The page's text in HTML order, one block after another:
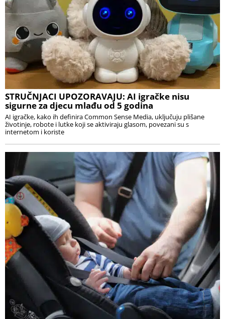
STRUČNJACI UPOZORAVAJU: AI igračke nisu
sigurne za djecu mlađu od 5 godina
AI igračke, kako ih definira Common Sense Media, uključuju plišane
životinje, robote i lutke koji se aktiviraju glasom, povezani su s
internetom i koriste